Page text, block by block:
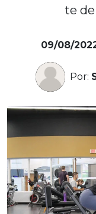
te
09/08/
Por: